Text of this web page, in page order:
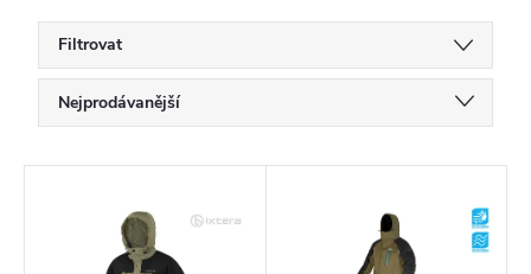
Filtrovat
a
z
Nejprodávanější
Nejdražší